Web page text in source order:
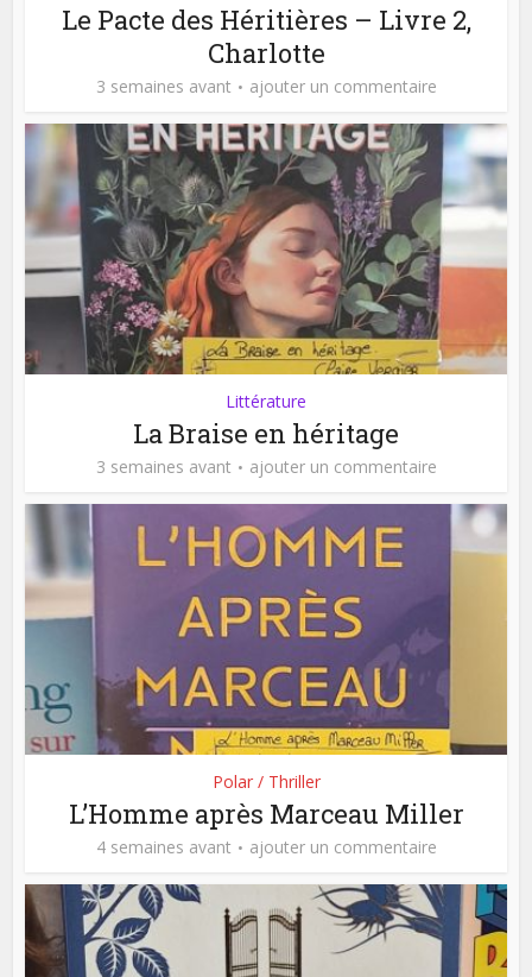
Le Pacte des Héritières – Livre 2,
Charlotte
3 semaines avant ajouter un commentaire
Littérature
La Braise en héritage
3 semaines avant ajouter un commentaire
Polar / Thriller
L’Homme après Marceau Miller
4 semaines avant ajouter un commentaire